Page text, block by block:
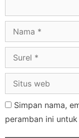
Simpan nama,
peramban ini